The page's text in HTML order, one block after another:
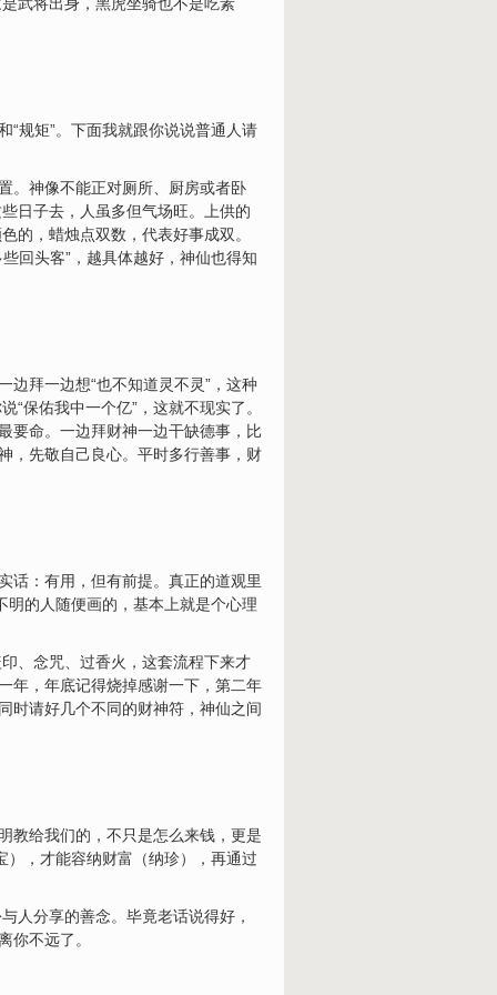
“规矩”。下面我就跟你说说普通人请
。神像不能正对厕所、厨房或者卧
日子去，人虽多但气场旺。上供的
的，蜡烛点双数，代表好事成双。
回头客”，越具体越好，神仙也得知
边拜一边想“也不知道灵不灵”，这种
保佑我中一个亿”，这就不现实了。
要命。一边拜财神一边干缺德事，比
，先敬自己良心。平时多行善事，财
话：有用，但有前提。真正的道观里
明的人随便画的，基本上就是个心理
、念咒、过香火，这套流程下来才
年，年底记得烧掉感谢一下，第二年
时请好几个不同的财神符，神仙之间
教给我们的，不只是怎么来钱，更是
），才能容纳财富（纳珍），再通过
人分享的善念。毕竟老话说得好，
你不远了。